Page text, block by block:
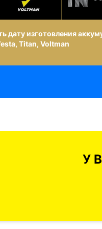
дату изготовления
Titan, Voltman
У